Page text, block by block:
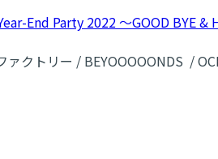
End Party 2022 ～GOOD BYE &
トリー / BEYOOOOONDS /